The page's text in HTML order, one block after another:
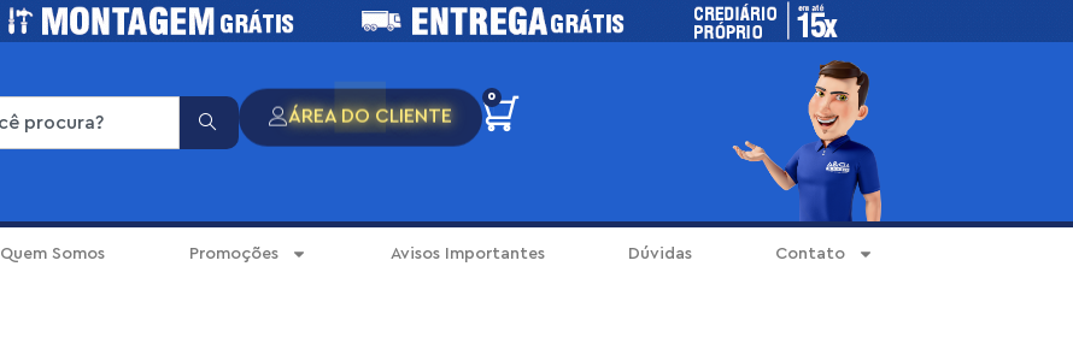
ÁREA DO CLIENTE
0
Quem Somos Promoções Avisos Importantes Dúvidas Contato